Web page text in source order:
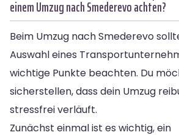
einem Umzug nach Smederevo achten?
Beim Umzug nach Smederevo
Auswahl eines
wichtige Punkte beachten. Du
sicherstellen, dass dein Umzug
stressfrei verläuft.
Zunächst einmal ist es wichtig, ein